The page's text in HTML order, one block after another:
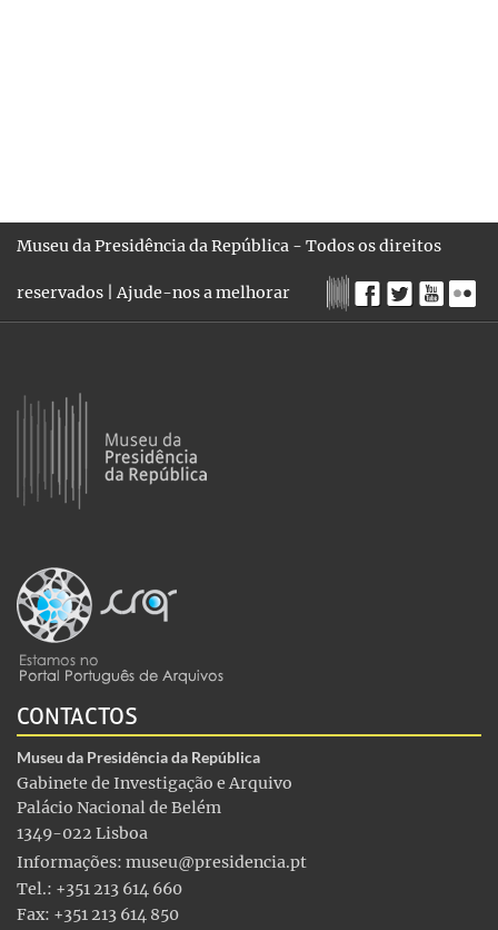
Museu da Presidência da República - Todos os direitos
reservados |Ajude-nos a melhorar
CONTACTOS
Museu da Presidência da República
Gabinete de Investigação e Arquivo
Palácio Nacional de Belém
1349-022 Lisboa
Informações: museu@presidencia.pt
Tel.: +351 213 614 660
Fax: +351 213 614 850